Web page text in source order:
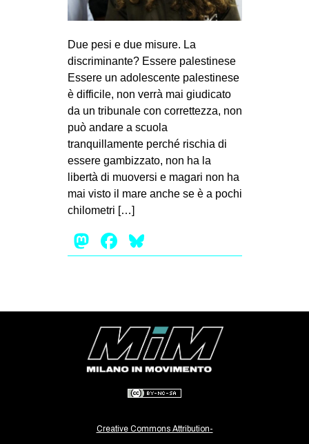
AFRICA
ESTREMO ORIENTE
EUROPA
MEDIO ORIENTE
MONDO
EVENTI
in
SEARCH
Due pesi e due misure. La
discriminante? Essere palestinese
Essere un adolescente palestinese
è difficile, non verrà mai giudicato
da un tribunale con correttezza, non
può andare a scuola
tranquillamente perché rischia di
essere gambizzato, non ha la
libertà di muoversi e magari non ha
mai visto il mare anche se è a pochi
chilometri […]
Mastodon
Facebook
Creative Commons Attribution-